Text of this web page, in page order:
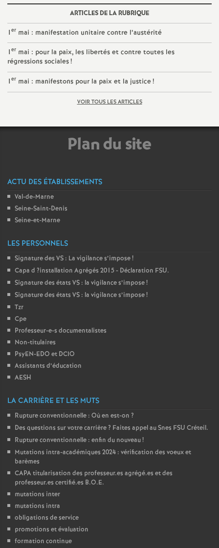
e
c
o
n
g
O
s
T
o
ARTICLES DE LA RUBRIQUE
1er mai : manifestation unitaire contre l’austérité
1er mai : pour la paix, les libertés et contre toutes les
régressions sociales!
1er mai : manifestons pour la paix et la justice!
VOIR TOUS LES ARTICLES
Plan du site
ACTU DES ÉTABLISSEMENTS
Val-de-Marne
Seine-Saint-Denis
Seine-et-Marne
LES PERSONNELS
Signature des VS : La vigilance s’impose!
Capa d ?installation Agrégés 2015 - Déclaration FSU.
Signature des états VS : la vigilance s’impose!
Signature des états VS : la vigilance s’impose!
Tzr
Cpe
Professeur-e-s documentalistes
Non-titulaires
PsyEN-EDO et DCIO
Assistants d’éducation
AESH
LA CARRIÈRE ET LES MUTS
Rupture conventionnelle : Où en est-on ?
Des questions sur votre carrière? Faites appel au Snes FSU Créteil.
Rupture conventionnelle : enfin du nouveau!
Mutations intra-académiques 2024 : vérification des voeux et
barèmes
CAPAtitularisation des professeur.es agrégé.es et des
professeur.es certifié.es B.O.E.
mutations inter
mutations intra
obligations de service
promotions et évaluation
formation continue